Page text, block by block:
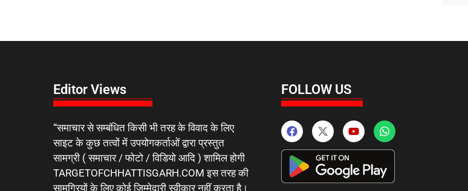
Editor Views
“समाचार से सम्बंधित किसी भी तरह के विवाद के लिए
साइट के कुछ तत्वों में उपयोगकर्ताओं द्वारा प्रस्तुत
सामग्री ( समाचार / फोटो / विडियो आदि ) शामिल होगी
TARGETOFCHHATTISGARH.COM इस तरह की
सामग्रियों के लिए कोई जिम्मेदारी स्वीकार नहीं करता है।
FOLLOW US